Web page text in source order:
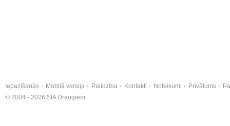
Iepazīšanās Mobilā versija Palīdzība Kontakti Noteikumi Privātums
© 2004 - 2026 SIA Draugiem